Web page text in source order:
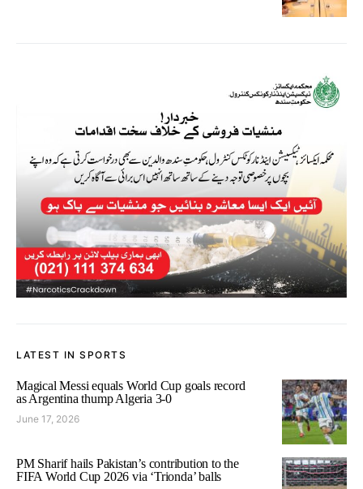
LATEST IN SPORTS
Magical Messi equals World Cup goals record
as Argentina thump Algeria 3-0
June 17, 2026
PM Sharif hails Pakistan’s contribution to the
FIFA World Cup 2026 via ‘Trionda’ balls